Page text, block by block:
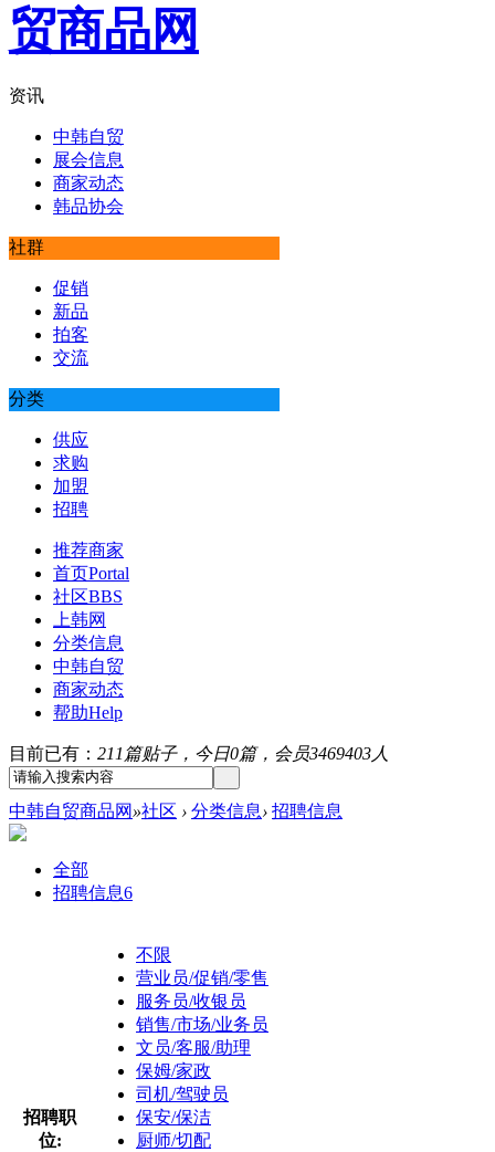
资讯
中韩自贸
展会信息
商家动态
韩品协会
社群
促销
新品
拍客
交流
分类
供应
求购
加盟
招聘
推荐商家
首页Portal
社区BBS
上韩网
分类信息
中韩自贸
商家动态
帮助Help
目前已有： 211篇贴子，今日0篇，会员3469403人
中韩自贸商品网 »社区 › 分类信息› 招聘信息
全部
招聘信息6
招聘职
位:
不限
营业员/促销/零售
服务员/收银员
销售/市场/业务员
文员/客服/助理
保姆/家政
司机/驾驶员
保安/保洁
厨师/切配